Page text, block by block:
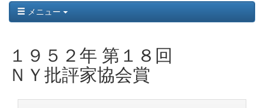
ン
メニュー
１９５２年 第１８回
ＮＹ批評家協会賞